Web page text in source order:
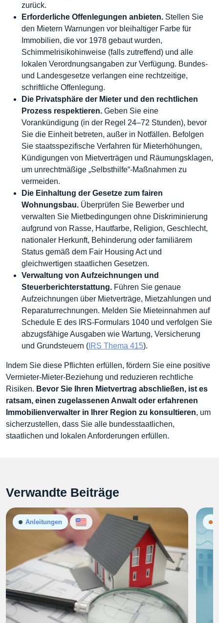
zurück.
Erforderliche Offenlegungen anbieten. Stellen Sie
den Mietern Warnungen vor bleihaltiger Farbe für
Immobilien, die vor 1978 gebaut wurden,
Schimmelrisikohinweise (falls zutreffend) und alle
lokalen Verordnungsangaben zur Verfügung. Bundes-
und Landesgesetze verlangen eine rechtzeitige,
schriftliche Offenlegung.
Die Privatsphäre der Mieter und den rechtlichen
Prozess respektieren. Geben Sie eine
Vorankündigung (in der Regel 24–72 Stunden), bevor
Sie die Einheit betreten, außer in Notfällen. Befolgen
Sie staatsspezifische Verfahren für Mieterhöhungen,
Kündigungen von Mietverträgen und Räumungsklagen,
um unrechtmäßige „Selbsthilfe“-Maßnahmen zu
vermeiden.
Die Einhaltung der Gesetze zum fairen
Wohnungsbau. Überprüfen Sie Bewerber und
verwalten Sie Mietbedingungen ohne Diskriminierung
aufgrund von Rasse, Hautfarbe, Religion, Geschlecht,
nationaler Herkunft, Behinderung oder familiärem
Status gemäß dem Fair Housing Act und
gleichwertigen staatlichen Gesetzen.
Verwaltung von Aufzeichnungen und
Steuerberichterstattung. Führen Sie genaue
Aufzeichnungen über Mietverträge, Mietzahlungen und
Reparaturrechnungen. Melden Sie Mieteinnahmen auf
Schedule E des IRS-Formulars 1040 und verfolgen Sie
abzugsfähige Ausgaben wie Wartung, Versicherung
und Grundsteuern ( IRS Thema 415).
Indem Sie diese Pflichten erfüllen, fördern Sie eine positive
Vermieter-Mieter-Beziehung und reduzieren rechtliche
Risiken. Bevor Sie Ihren Mietvertrag abschließen, ist es
ratsam, einen zugelassenen Anwalt oder erfahrenen
Immobilienverwalter in Ihrer Region zu konsultieren, um
sicherzustellen, dass Sie alle bundesstaatlichen,
staatlichen und lokalen Anforderungen erfüllen.
Verwandte Beiträge
Anleitungen